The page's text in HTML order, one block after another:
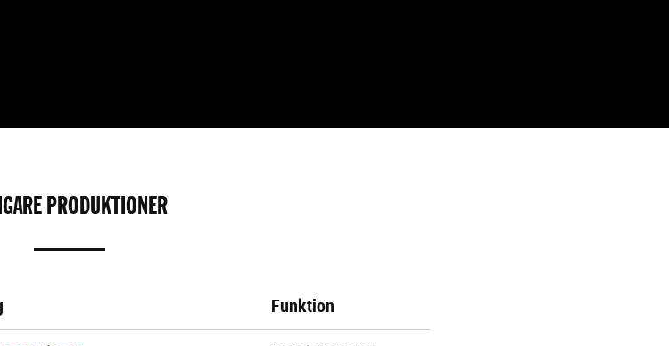
PRODUKTIONER
Funktion